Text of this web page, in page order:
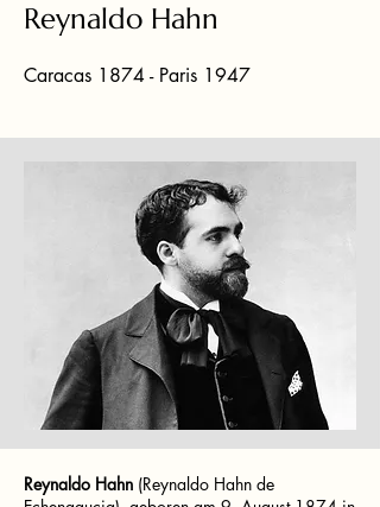
Reynaldo Hahn
Caracas 1874 - Paris 1947
Reynaldo Hahn (Reynaldo Hahn de